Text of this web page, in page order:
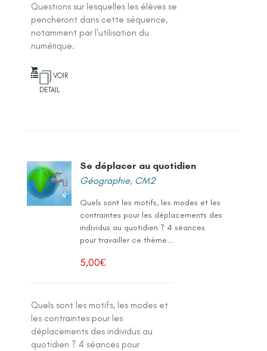
Questions sur lesquelles les élèves se
pencheront dans cette séquence,
notamment par l'utilisation du
numérique.
VOIR
DETAIL
Se déplacer au quotidien
Géographie, CM2
Quels sont les motifs, les modes et les
contraintes pour les déplacements des
individus au quotidien ? 4 séances
pour travailler ce thème...
5,00€
Quels sont les motifs, les modes et
les contraintes pour les
déplacements des individus au
quotidien ? 4 séances pour